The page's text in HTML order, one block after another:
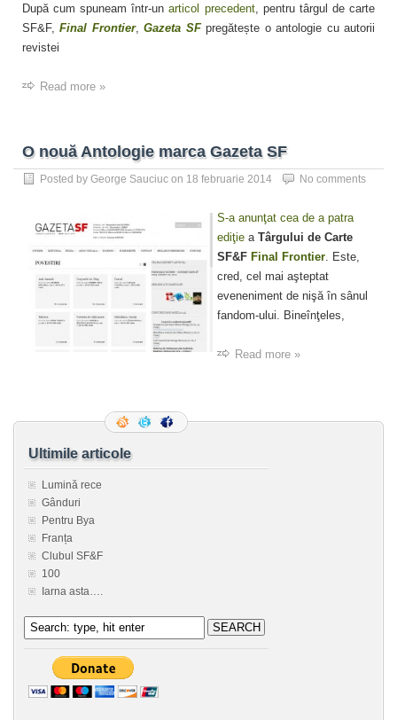
După cum spuneam într-unarticol precedent, pentru târgul de carte
SF&F,Final Frontier,Gazeta SFpregătește o antologie cu autorii
revistei
Read more »
O nouă Antologie marca Gazeta SF
Posted by George Sauciuc on 18 februarie 2014 No comments
S-a anunţat cea de a patra
ediţie a Târgului de Carte
SF&F Final Frontier . Este,
cred, cel mai aşteptat
eveneniment de nişă în sânul
fandom-ului. Bineînţeles,
Read more »
Ultimile articole
Lumină rece
Gânduri
Pentru Bya
Franța
Clubul SF&F
100
Iarna asta….